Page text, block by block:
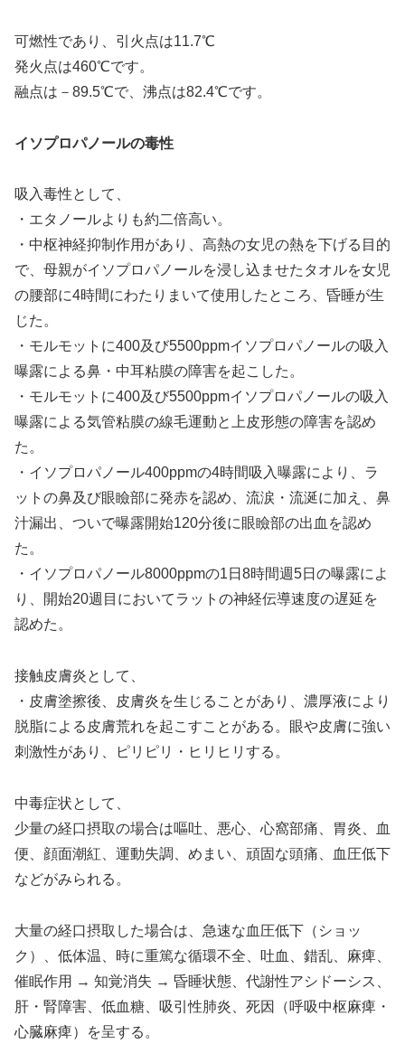
可燃性であり、引火点は11.7℃
発火点は460℃です。
融点は－89.5℃で、沸点は82.4℃です。
イソプロパノールの毒性
吸入毒性として、
・エタノールよりも約二倍高い。
・中枢神経抑制作用があり、高熱の女児の熱を下げる目的
で、母親がイソプロパノールを浸し込ませたタオルを女児
の腰部に4時間にわたりまいて使用したところ、昏睡が生
じた。
・モルモットに400及び5500ppmイソプロパノールの吸入
曝露による鼻・中耳粘膜の障害を起こした。
・モルモットに400及び5500ppmイソプロパノールの吸入
曝露による気管粘膜の線毛運動と上皮形態の障害を認め
た。
・イソプロパノール400ppmの4時間吸入曝露により、ラ
ットの鼻及び眼瞼部に発赤を認め、流涙・流涎に加え、鼻
汁漏出、ついで曝露開始120分後に眼瞼部の出血を認め
た。
・イソプロパノール8000ppmの1日8時間週5日の曝露によ
り、開始20週目においてラットの神経伝導速度の遅延を
認めた。
接触皮膚炎として、
・皮膚塗擦後、皮膚炎を生じることがあり、濃厚液により
脱脂による皮膚荒れを起こすことがある。眼や皮膚に強い
刺激性があり、ピリピリ・ヒリヒリする。
中毒症状として、
少量の経口摂取の場合は嘔吐、悪心、心窩部痛、胃炎、血
便、顔面潮紅、運動失調、めまい、頑固な頭痛、血圧低下
などがみられる。
大量の経口摂取した場合は、急速な血圧低下（ショッ
ク）、低体温、時に重篤な循環不全、吐血、錯乱、麻痺、
催眠作用 → 知覚消失 → 昏睡状態、代謝性アシドーシス、
肝・腎障害、低血糖、吸引性肺炎、死因（呼吸中枢麻痺・
心臓麻痺）を呈する。